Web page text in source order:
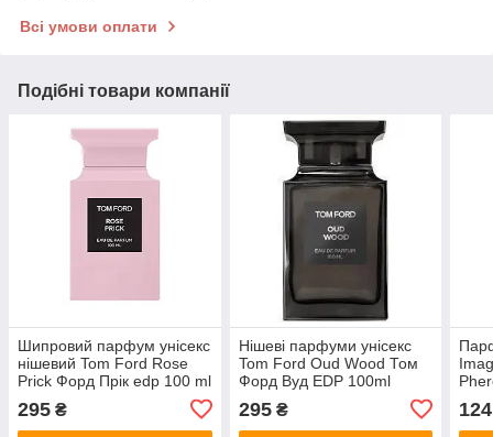
Всі умови оплати
Подібні товари компанії
Шипровий парфум унісекс
нішевий Tom Ford Rose
Prick Форд Прік edp 100 ml
295 ₴
Нішеві парфуми унісекс
Tom Ford Oud Wood Том
Форд Вуд EDP 100ml
295₴ 124